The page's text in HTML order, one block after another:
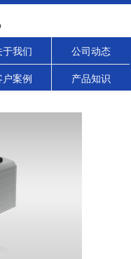
于我们 公司动态
户案例 产品知识